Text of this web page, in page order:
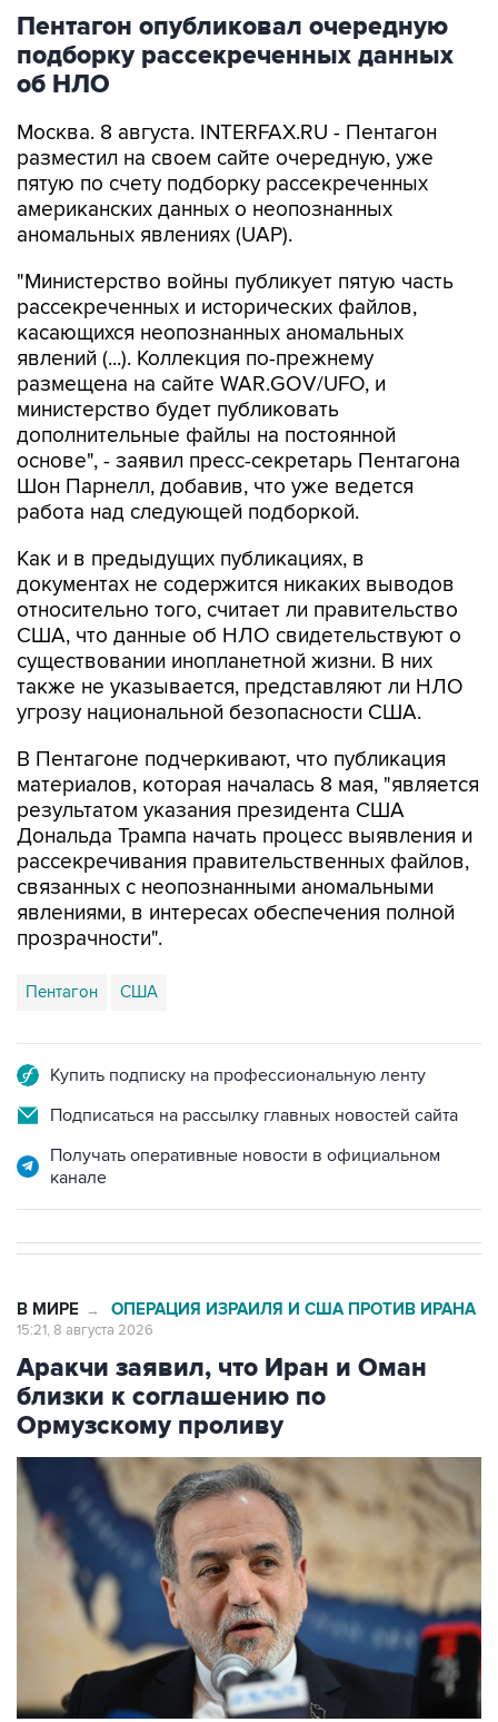
Пентагон опубликовал очередную
подборку рассекреченных данных
об НЛО
Москва. 8 августа. INTERFAX.RU - Пентагон
разместил на своем сайте очередную, уже
пятую по счету подборку рассекреченных
американских данных о неопознанных
аномальных явлениях (UAP).
"Министерство войны публикует пятую часть
рассекреченных и исторических файлов,
касающихся неопознанных аномальных
явлений (...). Коллекция по-прежнему
размещена на сайте WAR.GOV/UFO, и
министерство будет публиковать
дополнительные файлы на постоянной
основе", - заявил пресс-секретарь Пентагона
Шон Парнелл, добавив, что уже ведется
работа над следующей подборкой.
Как и в предыдущих публикациях, в
документах не содержится никаких выводов
относительно того, считает ли правительство
США, что данные об НЛО свидетельствуют о
существовании инопланетной жизни. В них
также не указывается, представляют ли НЛО
угрозу национальной безопасности США.
В Пентагоне подчеркивают, что публикация
материалов, которая началась 8 мая, "является
результатом указания президента США
Дональда Трампа начать процесс выявления и
рассекречивания правительственных файлов,
связанных с неопознанными аномальными
явлениями, в интересах обеспечения полной
прозрачности".
Пентагон США
Купить подписку на профессиональную ленту
Подписаться на рассылку главных новостей сайта
Получать оперативные новости в официальном
канале
В МИРЕ → ОПЕРАЦИЯ ИЗРАИЛЯ И США ПРОТИВ ИРАНА
15:21, 8 августа 2026
Аракчи заявил, что Иран и Оман
близки к соглашению по
Ормузскому проливу